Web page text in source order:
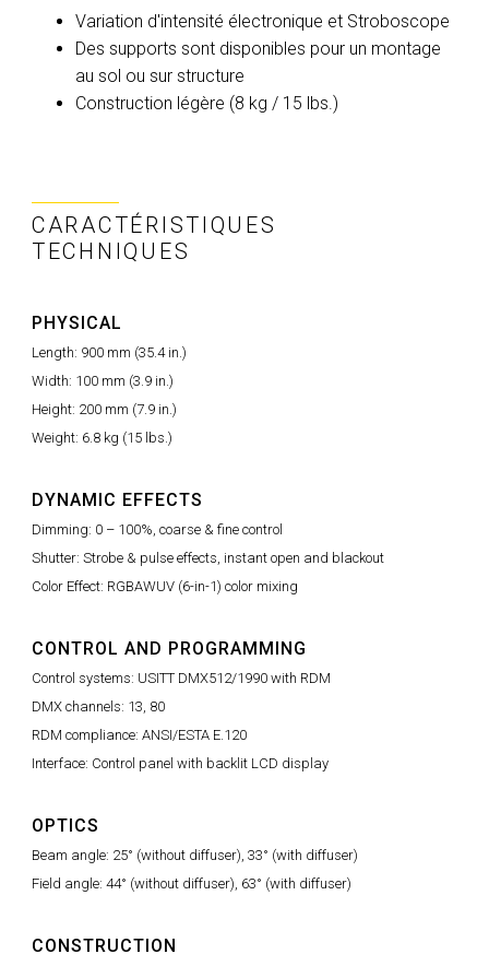
Variation d'intensité électronique et Stroboscope
Des supports sont disponibles pour un montage
au sol ou sur structure
Construction légère (8 kg / 15 lbs.)
CARACTÉRISTIQUES
TECHNIQUES
PHYSICAL
Length: 900 mm (35.4 in.)
Width: 100 mm (3.9 in.)
Height: 200 mm (7.9 in.)
Weight: 6.8 kg (15 lbs.)
DYNAMIC EFFECTS
Dimming: 0 – 100%, coarse & fine control
Shutter: Strobe & pulse effects, instant open and blackout
Color Effect: RGBAWUV (6-in-1) color mixing
CONTROL AND PROGRAMMING
Control systems: USITT DMX512/1990 with RDM
DMX channels: 13, 80
RDM compliance: ANSI/ESTA E.120
Interface: Control panel with backlit LCD display
OPTICS
Beam angle: 25° (without diffuser), 33° (with diffuser)
Field angle: 44° (without diffuser), 63° (with diffuser)
CONSTRUCTION